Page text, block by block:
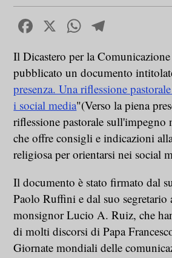
Facebook
X WhatsApp
Il Dicastero per la Comunicazione
pubblicato un documento
presenza. Una riflessione
i social media"(Verso la piena
riflessione pastorale sull'impegno
che offre consigli e indicazioni
religiosa per orientarsi nei social
Il documento è stato firmato dal
Paolo Ruffini e dal suo segretario
monsignor Lucio A. Ruiz, che
di molti discorsi di Papa
Giornate mondiali delle